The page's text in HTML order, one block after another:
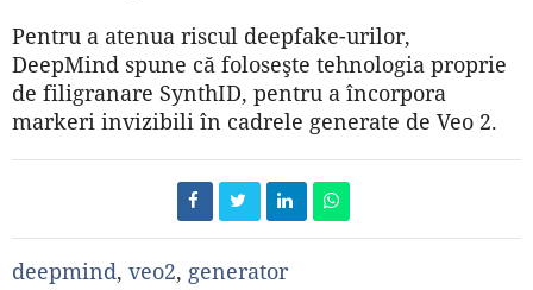
Pentru a atenua riscul deepfake-urilor,
DeepMind spune că foloseşte tehnologia proprie
de filigranare SynthID, pentru a încorpora
markeri invizibili în cadrele generate de Veo 2.
deepmind, veo2, generator